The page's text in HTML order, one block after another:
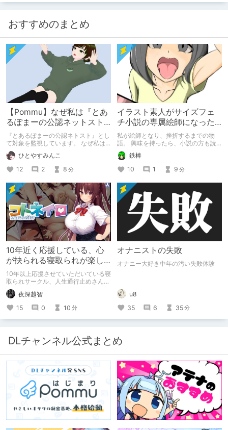
おすすめのまとめ
【Pommu】なぜ私は『とあ
るぽまーの公認ネットスト
ーカー』になったのか【出
会い編】
『とあるぽまーの公認ネトスト』とし
て対象を監視しています。 なぜ私は
このような行動をとるに至ったのか。
これまでのあゆみを振り返ります。
ひとやすみんこ
12
2 8 分
イラスト素人がサイズフェ
チ小説の専属絵師になった
お話
私が絵師となり、挫折するまでの物
語。 興味を持ったら、小説の方も読
んで欲しいなって感じ 私の絵を使っ
てくれてる小説書きさんのページＵＲ
Ｌ
https://www.pixiv.net/users/341489
73/novels?p=1
鉄棒
10
1 9 分
10年近く応援している、心
が抉られる寝取られが楽し
めるサークル
10年以上応援させていただいている寝
取られサークル、人生通行止めさんの
新作がとても良かったので、新作を中
心に、このサークルのゲームを紹介し
たくて、記事を書かせていただく。
キミノオモイからずっと好きな熱心な
ファンとしての記事にどうか、お付き
微修正）
夜深越智
15
0 10 分
オナニストの失敗
オナニー大好き中年の汚い失敗体験
u8
35
6 35分
DLチャンネル公式まとめ